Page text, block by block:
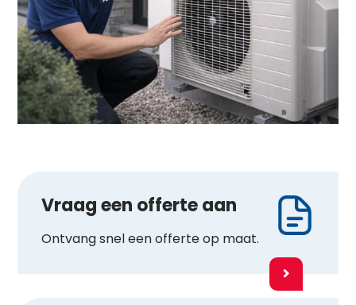
Vraag een offerte aan
Ontvang snel een offerte op maat.